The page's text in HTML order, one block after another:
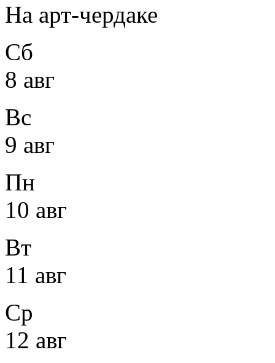
На арт-чердаке
Сб
8 авг
Вс
9 авг
Пн
10 авг
Вт
11 авг
Ср
12 авг